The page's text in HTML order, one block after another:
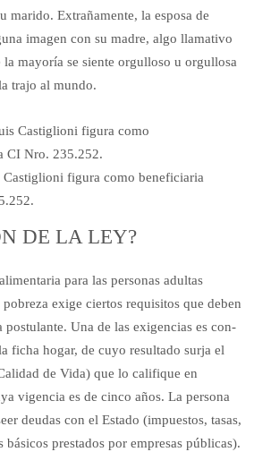
marido. Extraña­mente, la esposa de
imagen con su madre, algo llamativo
la mayoría se siente orgulloso u orgullosa
trajo al mundo.
Castiglioni figura como beneficiaria
DE LA LEY?
para las personas adultas
exige ciertos requisitos que deben
postulante. Una de las exigencias es con­
ficha hogar, de cuyo resultado surja el
de Vida) que lo califique en
vigencia es de cinco años. La persona
deudas con el Estado (impuestos, tasas,
pres­tados por empresas públicas).